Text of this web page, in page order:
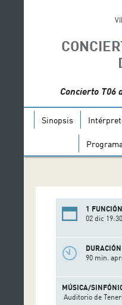
Concierto T06
Sinopsis
1
02 dic 19:30
DURACIÓN
90 min.
MÚSICA/
Auditorio de